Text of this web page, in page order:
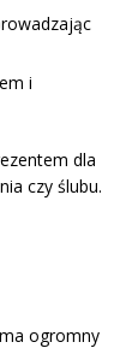
i
dla
czy ślubu.
ogromny